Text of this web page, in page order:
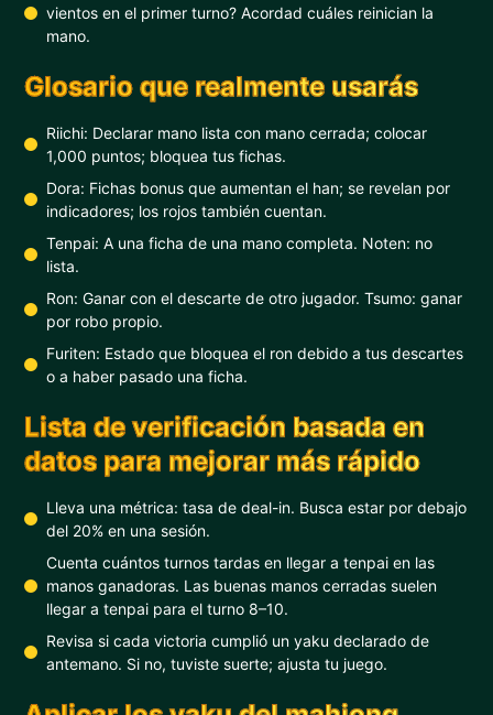
vientos en el primer turno? Acordad cuáles reinician la
mano.
Glosario que realmente usarás
Riichi: Declarar mano lista con mano cerrada; colocar
1,000 puntos; bloquea tus fichas.
Dora: Fichas bonus que aumentan el han; se revelan por
indicadores; los rojos también cuentan.
Tenpai: A una ficha de una mano completa. Noten: no
lista.
Ron: Ganar con el descarte de otro jugador. Tsumo: ganar
por robo propio.
Furiten: Estado que bloquea el ron debido a tus descartes
o a haber pasado una ficha.
Lista de verificación basada en
datos para mejorar más rápido
Lleva una métrica: tasa de deal-in. Busca estar por debajo
del 20% en una sesión.
Cuenta cuántos turnos tardas en llegar a tenpai en las
manos ganadoras. Las buenas manos cerradas suelen
llegar a tenpai para el turno 8–10.
Revisa si cada victoria cumplió un yaku declarado de
antemano. Si no, tuviste suerte; ajusta tu juego.